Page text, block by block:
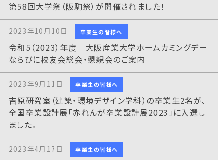
第58回大学祭（阪駒祭）が開催されました！
2023年10月10日 卒業生の皆様へ
令和5（2023）年度 大阪産業大学ホームカミングデー
ならびに校友会総会・懇親会のご案内
2023年9月11日 卒業生の皆様へ
吉原研究室（建築・環境デザイン学科）の卒業生2名が、
全国卒業設計展「赤れんが卒業設計展2023」に入選し
ました。
2023年4月17日 卒業生の皆様へ